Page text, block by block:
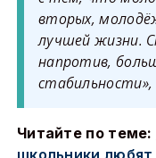
вторых,
лучшей жизни.
напротив,
Читайте по теме:
школьники